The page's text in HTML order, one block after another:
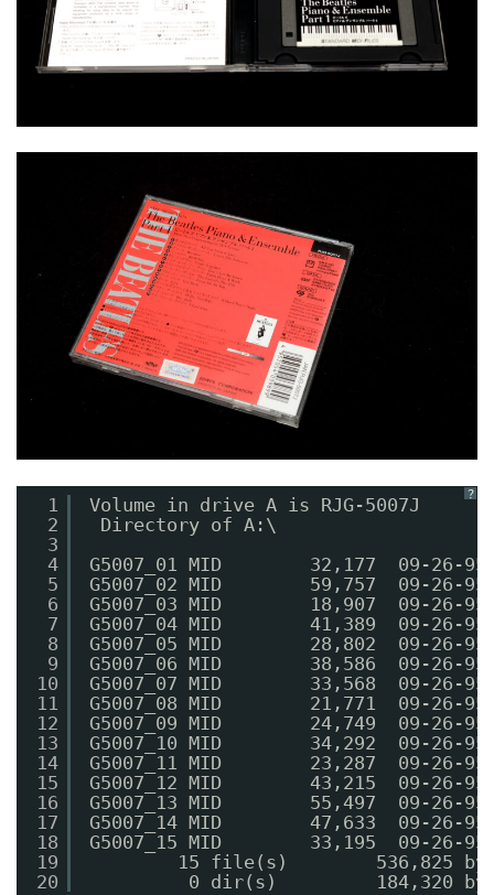
？
1
2
3
4
5
6
7
8
9
10
11
12
13
14
15
16
17
18
19
20
Volume in drive A is RJG-5007J
Directory of A:\
G5007_01 MID        32,177  09-
G5007_02 MID        59,757  09-26-
G5007_03 MID        18,907  09-26-
G5007_04 MID        41,389  09-26-
G5007_05 MID        28,802  09-26-
G5007_06 MID        38,586  09-26-
G5007_07 MID        33,568  09-26-
G5007_08 MID        21,771  09-
G5007_09 MID        24,749  09-26-
G5007_10 MID        34,292  09-26-
G5007_11 MID        23,287  09-26-
G5007_12 MID        43,215  09-26-
G5007_13 MID        55,497  09-26-
G5007_14 MID        47,633  09-26-
G5007_15 MID        33,195  09-26-
15 file(s)        536,825
0 dir(s)         184,320